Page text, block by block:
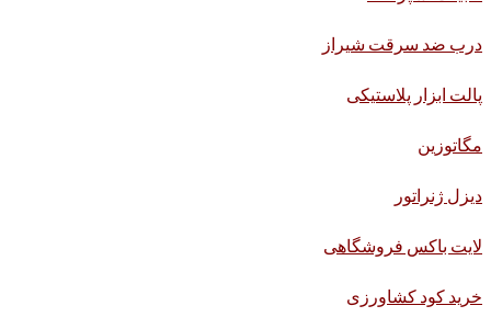
درب ضد سرقت شیراز
پالت ابزار پلاستیکی
مگاتوزین
دیزل ژنراتور
لایت باکس فروشگاهی
خرید کود کشاورزی